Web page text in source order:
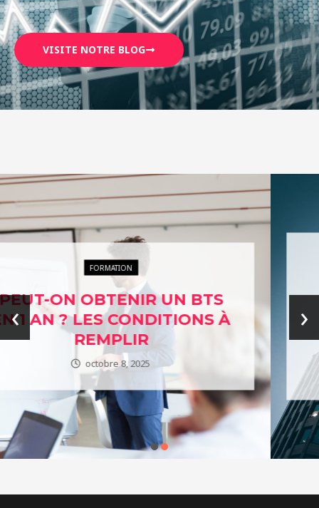
VISITE NOTRE BLOG
ENTREPRISES ÉTHIQUES
L’ÉTHIQUE AU CŒUR DES
AFFAIRES : EXPLORER
NOTRE ANNUAIRE DES
ENTREPRISES ENGAGÉES
janvier 24, 2024
‹ ›